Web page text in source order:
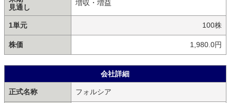
見通し
増収・増益
1単元 100株
株価 1,980.0円
会社詳細
正式名称 フォルシア